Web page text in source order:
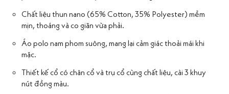
Chất liệu thun nano (65% Cotton, 35% Polyester) mềm
mịn, thoáng và co giãn vừa phải.
Áo polo nam phom suông, mang lại cảm giác thoải mái khi
mặc.
Thiết kế cổ có chân cổ và trụ cổ cùng chất liệu, cài 3 khuy
nút đồng màu.